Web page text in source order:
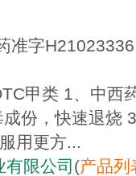
准字
甲类 1、中西
份，快速退烧
用更方...
限公司 (产品列